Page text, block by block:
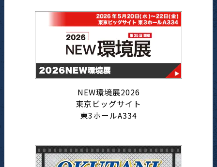
NEW環境展2026
東京ビッグサイト
東3ホールA334